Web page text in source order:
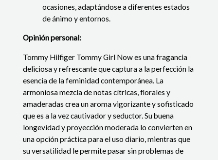
ocasiones, adaptándose a diferentes estados
de ánimo y entornos.
Opinión personal:
Tommy Hilfiger Tommy Girl Now es una fragancia
deliciosa y refrescante que captura a la perfección la
esencia de la feminidad contemporánea. La
armoniosa mezcla de notas cítricas, florales y
amaderadas crea un aroma vigorizante y sofisticado
que es a la vez cautivador y seductor. Su buena
longevidad y proyección moderada lo convierten en
una opción práctica para el uso diario, mientras que
su versatilidad le permite pasar sin problemas de